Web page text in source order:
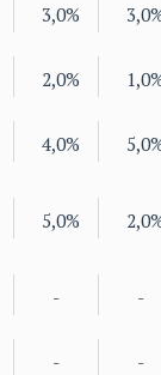
3,0%
2,0%
4,0%
5,0%
- -
- -